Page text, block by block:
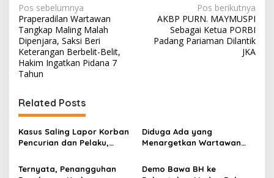
N
a
v
i
g
a
s
i
p
o
Pos sebelumnya
Praperadilan Wartawan
Tangkap Maling Malah
Dipenjara, Saksi Beri
Keterangan Berbelit-Belit,
Hakim Ingatkan Pidana 7
Tahun
Pos berikutnya
AKBP PURN. MAYMUSPI
Sebagai Ketua PORBI
Padang Pariaman Dilantik
JKA
Related Posts
Kasus Saling Lapor Korban
Pencurian dan Pelaku,
Nasution Minta
Kapolrestabes Medan
Diduga Ada yang
Menargetkan Wartawan
Tersangka dan Dpo Karena
Membantu Polisi
Ternyata, Penangguhan
Demo Bawa BH ke